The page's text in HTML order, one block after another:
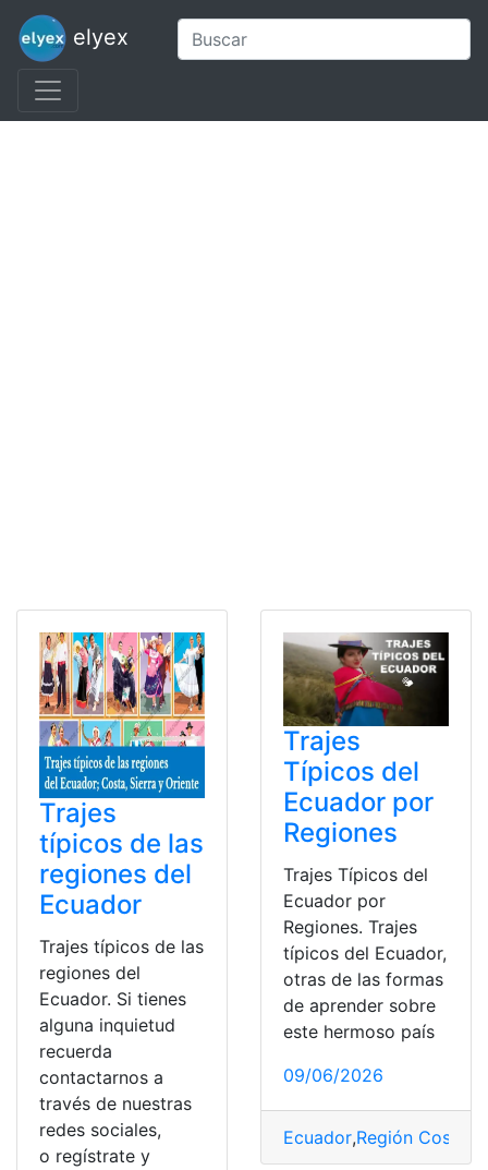
elyex
Trajes
típicos de las
regiones del
Ecuador
Trajes típicos de las
regiones del
Ecuador. Si tienes
alguna inquietud
recuerda
contactarnos a
través de nuestras
redes sociales,
o regístrate y
Trajes
Típicos del
Ecuador por
Regiones
Trajes Típicos del
Ecuador por
Regiones. Trajes
típicos del Ecuador,
otras de las formas
de aprender sobre
este hermoso país
09/06/2026
Ecuador,Región Costa